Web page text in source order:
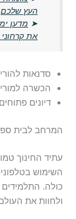
העץ שלכם
➤ מדען
את
סדנאות
הכשרה
דיונים
המרחב לבית
עתיד החינוך
השימוש
כולה.
ולחוות את